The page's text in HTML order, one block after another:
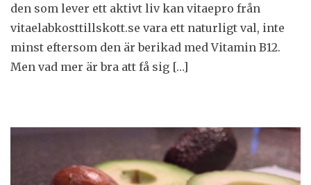
den som lever ett aktivt liv kan vitaepro från
vitaelabkosttillskott.se vara ett naturligt val, inte
minst eftersom den är berikad med Vitamin B­12.
Men vad mer är bra att få sig […]